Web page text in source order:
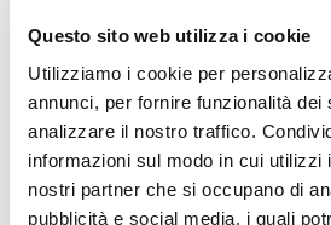
Questo sito web utilizza i cookie
Utilizziamo i cookie per
annunci, per fornire funzionalità dei
analizzare il nostro traffico.
informazioni sul modo in cui utilizzi
nostri partner che si occupano di
pubblicità e social media, i quali
510,00 CHF